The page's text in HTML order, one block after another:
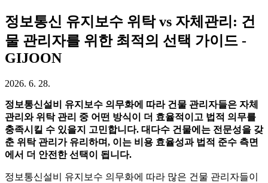
정보통신 유지보수 위탁 vs 자체관리: 건
물 관리자를 위한 최적의 선택 가이드 -
GIJOON
2026. 6. 28.
정보통신설비 유지보수 의무화에 따라 건물 관리자들은 자체
관리와 위탁 관리 중 어떤 방식이 더 효율적이고 법적 의무를
충족시킬 수 있을지 고민합니다. 대다수 건물에는 전문성을 갖
춘 위탁 관리가 유리하며, 이는 비용 효율성과 법적 준수 측면
에서 더 안전한 선택이 됩니다.
정보통신설비 유지보수 의무화에 따라 많은 건물 관리자들이